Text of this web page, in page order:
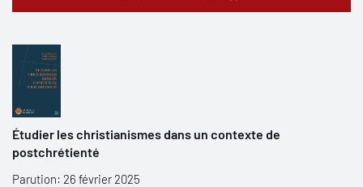
Étudier les christianismes dans un contexte de
postchrétienté
Parution: 26 février 2025